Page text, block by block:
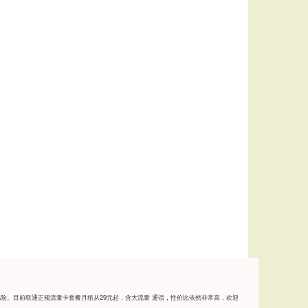
。目前联通正规流量卡套餐月租从29元起，含大流量 通话，性价比依然非常高，欢迎